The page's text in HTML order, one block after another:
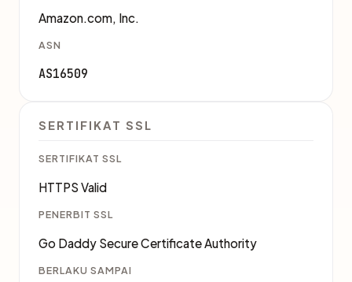
Amazon.com, Inc.
ASN
AS16509
SERTIFIKAT SSL
SERTIFIKAT SSL
HTTPS Valid
PENERBIT SSL
Go Daddy Secure Certificate Authority
BERLAKU SAMPAI